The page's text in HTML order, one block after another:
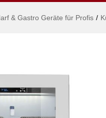
& Gastro Geräte für Profis /